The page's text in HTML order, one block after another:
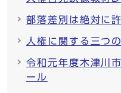
部落差別は絶対に
人権に関する三つ
令和元年度木津川
ール